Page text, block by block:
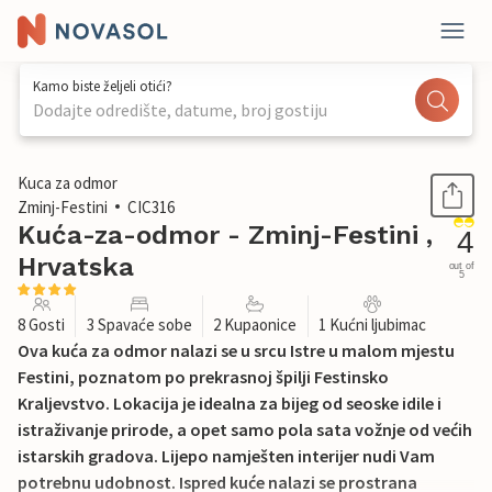
Kamo biste željeli otići?
Dodajte odredište, datume, broj gostiju
1 / 38
Kuca za odmor
Zminj-Festini
CIC316
Kuća-za-odmor - Zminj-Festini ,
Hrvatska
4
out of
5
8 Gosti 3 Spavaće sobe 2 Kupaonice 1 Kućni ljubimac
Ova kuća za odmor nalazi se u srcu Istre u malom mjestu
Festini, poznatom po prekrasnoj špilji Festinsko
Kraljevstvo. Lokacija je idealna za bijeg od seoske idile i
istraživanje prirode, a opet samo pola sata vožnje od većih
istarskih gradova. Lijepo namješten interijer nudi Vam
potrebnu udobnost. Ispred kuće nalazi se prostrana